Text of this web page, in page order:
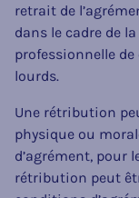
retrait de
dans le cadre de
professionnelle
lourds.
Une rétribution
physique ou
d’agrément, pour
rétribution peut